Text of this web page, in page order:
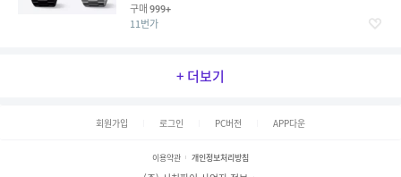
구매 999+
11번가
+ 더보기
회원가입 로그인 PC버전 APP다운
이용약관 개인정보처리방침